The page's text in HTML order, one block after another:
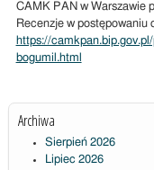
CAMK PAN w Warszawie
Recenzje w postępowaniu
https://
bogumil.html
Archiwa
Sierpień 2026
Lipiec 2026